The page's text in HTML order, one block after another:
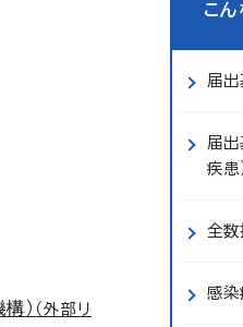
） （外部リ
こ
届
届出
疾患
全数
感染